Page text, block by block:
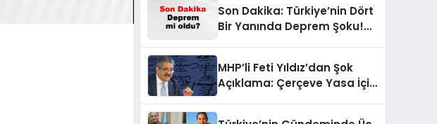
Son Dakika: Türkiye’nin Dört
Bir Yanında Deprem Şoku!
MHP’li Feti Yıldız’dan Şok
Açıklama: Çerçeve Yasa İçin